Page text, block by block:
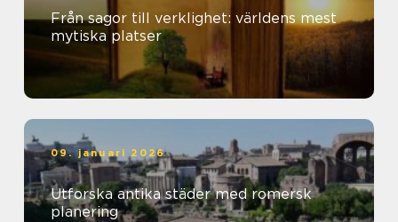
Från sagor till verklighet: världens mest
mytiska platser
09. januari 2026
Utforska antika städer med romersk
planering